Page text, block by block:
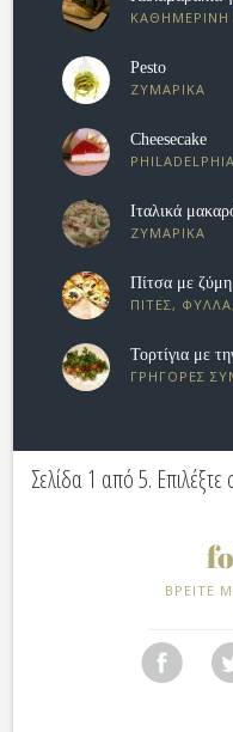
ΚΑΘΗΜΕΡΙΝΗ
Pesto
ΖΥΜΑΡΙΚΑ
Cheesecake
PHILADELPHIA
Ιταλικά
ΖΥΜΑΡΙΚΑ
Πίτσα με
ΠΙΤΕΣ,
Τορτίγια με
ΓΡΗΓΟΡΕΣ
Σελίδα 1 από 5. Επιλέξτε
ΒΡΕΙΤΕ